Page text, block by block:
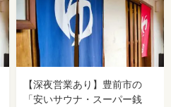
【深夜営業あり】豊前市の
「安いサウナ・スーパー銭